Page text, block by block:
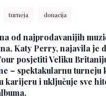
turneja donacija
od najprodavanijih
Katy Perry, najavila je
posjetiti Veliku
– spektakularnu turneju
karijeru i uključuje sve